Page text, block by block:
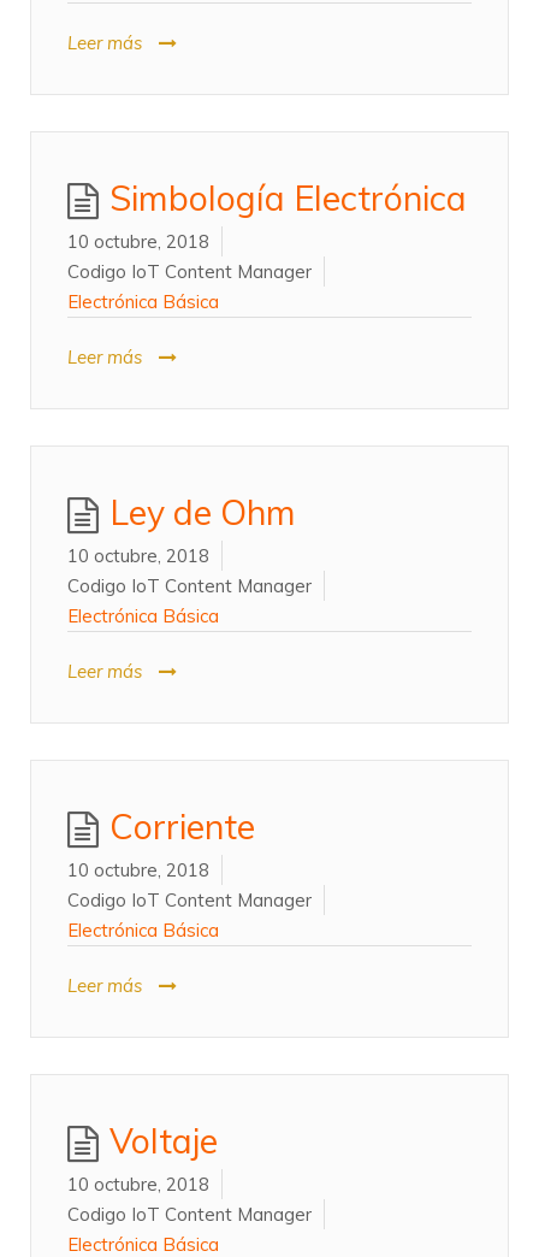
Leer más
Simbología Electrónica
10 octubre, 2018
Codigo IoT Content Manager
Electrónica Básica
Leer más
Ley de Ohm
10 octubre, 2018
Codigo IoT Content Manager
Electrónica Básica
Leer más
Corriente
10 octubre, 2018
Codigo IoT Content Manager
Electrónica Básica
Leer más
Voltaje
10 octubre, 2018
Codigo IoT Content Manager
Electrónica Básica